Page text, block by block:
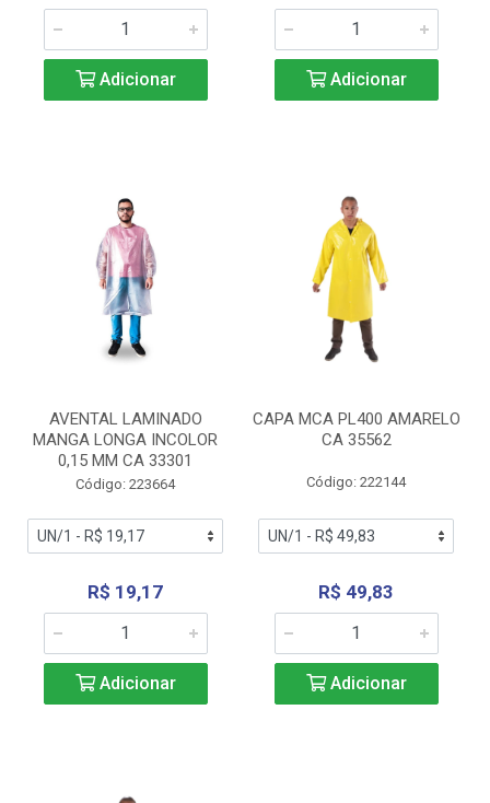
Adicionar Adicionar
AVENTAL LAMINADO
MANGA LONGA INCOLOR
0,15 MM CA 33301
Código: 223664
R$ 19,17
Adicionar
CAPA MCA PL400 AMARELO
CA 35562
Código: 222144
R$ 49,83
Adicionar